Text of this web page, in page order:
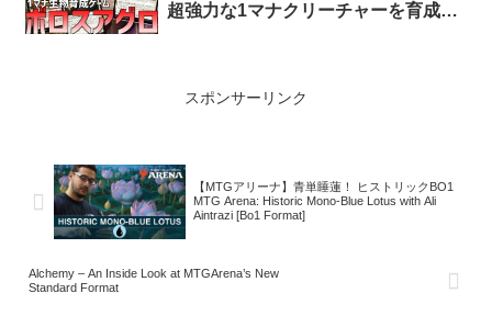
超強力な1マナクリーチャーを育成し
スポンサーリンク
【MTGアリーナ】青単睡蓮！ ヒストリックBO1
MTG Arena: Historic Mono-Blue Lotus with Ali
Aintrazi [Bo1 Format]
Alchemy – An Inside Look at MTGArena’s New
Standard Format